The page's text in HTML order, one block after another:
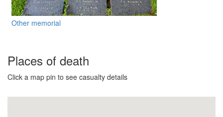
Other memorial
Places of death
Click a map pin to see casualty details